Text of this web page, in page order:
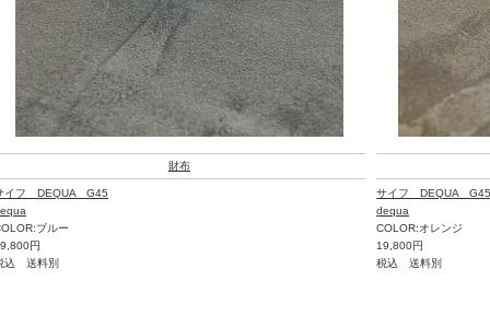
財布
イフ DEQUA G45
ブルー
円
込 送料別
サイフ DEQUA G45
dequa
COLOR:オレンジ
19,800円
税込 送料別